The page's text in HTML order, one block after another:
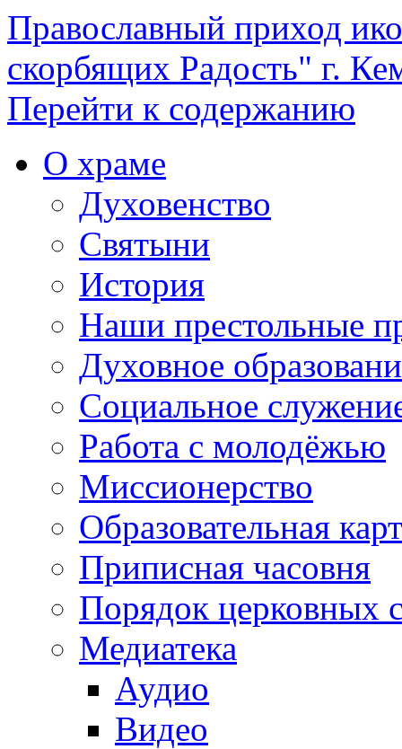
Православный приход
скорбящих Радость" г.
Перейти к содержанию
О храме
Духовенство
Святыни
История
Наши престольные
Духовное
Социальное
Работа с молодёжью
Миссионерство
Образовательная
Приписная часовня
Порядок церковных
Медиатека
Аудио
Видео